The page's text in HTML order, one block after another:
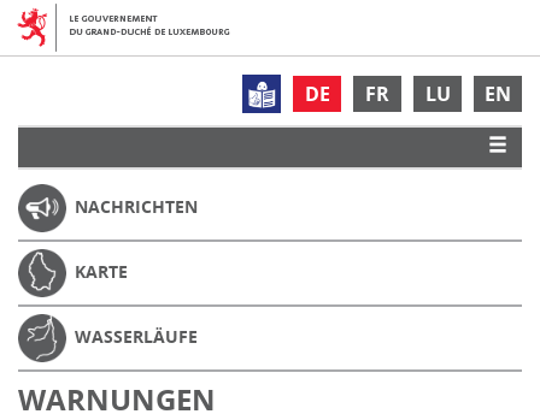
DE FR LU EN
NACHRICHTEN
KARTE
WASSERLÄUFE
WARNUNGEN